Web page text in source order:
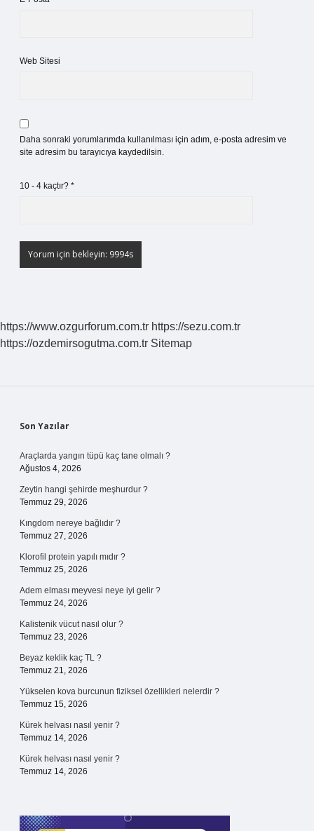
Web Sitesi
Daha sonraki yorumlarımda kullanılması için adım, e-posta adresim ve
site adresim bu tarayıcıya kaydedilsin.
10 - 4 kaçtır? *
https://www.ozgurforum.com.tr https://sezu.com.tr
https://ozdemirsogutma.com.tr Sitemap
Sidebar
Son Yazılar
Araçlarda yangın tüpü kaç tane olmalı ?
Ağustos 4, 2026
Zeytin hangi şehirde meşhurdur ?
Temmuz 29, 2026
Kıngdom nereye bağlıdır ?
Temmuz 27, 2026
Klorofil protein yapılı mıdır ?
Temmuz 25, 2026
Adem elması meyvesi neye iyi gelir ?
Temmuz 24, 2026
Kalistenik vücut nasıl olur ?
Temmuz 23, 2026
Beyaz keklik kaç TL ?
Temmuz 21, 2026
Yükselen kova burcunun fiziksel özellikleri nelerdir ?
Temmuz 15, 2026
Kürek helvası nasıl yenir ?
Temmuz 14, 2026
Kürek helvası nasıl yenir ?
Temmuz 14, 2026